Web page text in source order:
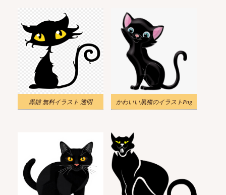
黒猫 無料イラスト 透明 かわいい黒猫のイラストPng